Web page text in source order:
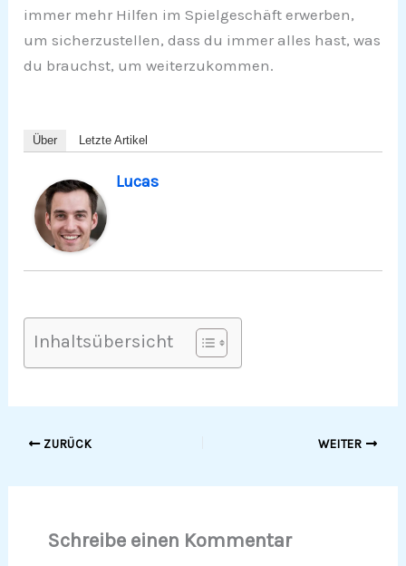
immer mehr Hilfen im Spielgeschäft erwerben,
um sicherzustellen, dass du immer alles hast, was
du brauchst, um weiterzukommen.
Über Letzte Artikel
Lucas
Inhaltsübersicht
ZURÜCK WEITER
Schreibe einen Kommentar